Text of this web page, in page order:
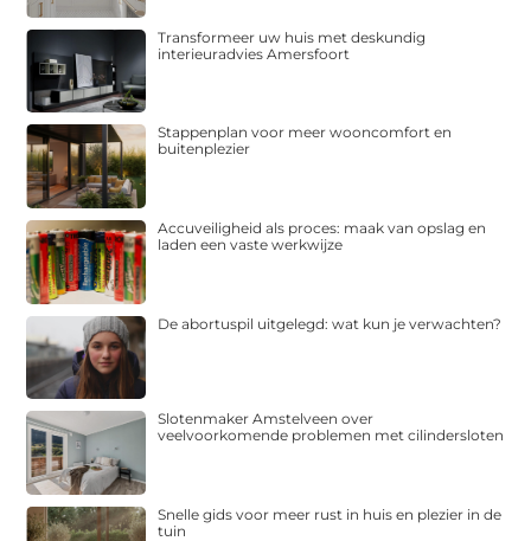
Transformeer uw huis met deskundig
interieuradvies Amersfoort
Stappenplan voor meer wooncomfort en
buitenplezier
Accuveiligheid als proces: maak van opslag en
laden een vaste werkwijze
De abortuspil uitgelegd: wat kun je verwachten?
Slotenmaker Amstelveen over
veelvoorkomende problemen met cilindersloten
Snelle gids voor meer rust in huis en plezier in de
tuin